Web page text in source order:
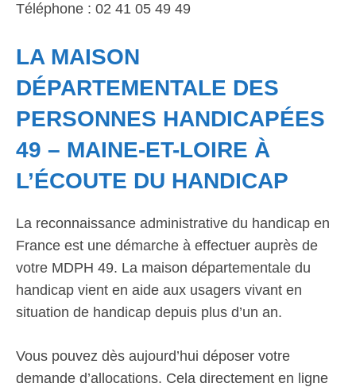
Téléphone : 02 41 05 49 49
LA MAISON
DÉPARTEMENTALE DES
PERSONNES HANDICAPÉES
49 – MAINE-ET-LOIRE À
L’ÉCOUTE DU HANDICAP
La reconnaissance administrative du handicap en
France est une démarche à effectuer auprès de
votre MDPH 49. La maison départementale du
handicap vient en aide aux usagers vivant en
situation de handicap depuis plus d’un an.
Vous pouvez dès aujourd’hui déposer votre
demande d’allocations. Cela directement en ligne